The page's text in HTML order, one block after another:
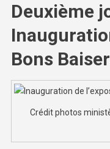
Deuxième
Bons
Crédit photos